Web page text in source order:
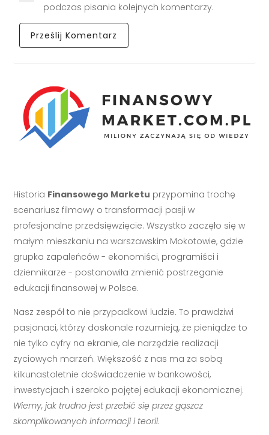
podczas pisania kolejnych komentarzy.
Historia Finansowego Marketu przypomina trochę
scenariusz filmowy o transformacji pasji w
profesjonalne przedsięwzięcie. Wszystko zaczęło się w
małym mieszkaniu na warszawskim Mokotowie, gdzie
grupka zapaleńców - ekonomiści, programiści i
dziennikarze - postanowiła zmienić postrzeganie
edukacji finansowej w Polsce.
Nasz zespół to nie przypadkowi ludzie. To prawdziwi
pasjonaci, którzy doskonale rozumieją, że pieniądze to
nie tylko cyfry na ekranie, ale narzędzie realizacji
życiowych marzeń. Większość z nas ma za sobą
kilkunastoletnie doświadczenie w bankowości,
inwestycjach i szeroko pojętej edukacji ekonomicznej.
Wiemy, jak trudno jest przebić się przez gąszcz
skomplikowanych informacji i teorii.